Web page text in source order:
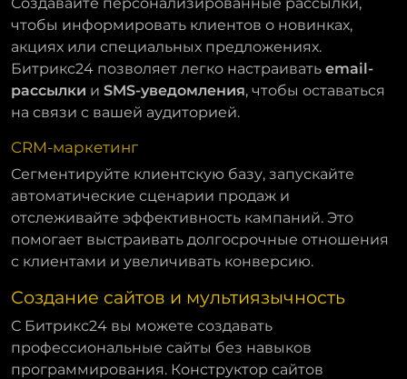
чтобы информировать клиентов о новинках,
акциях или специальных предложениях.
Битрикс24 позволяет легко настраивать email-
рассылки и SMS-уведомления, чтобы оставаться
на связи с вашей аудиторией.
CRM-маркетинг
Сегментируйте клиентскую базу, запускайте
автоматические сценарии продаж и
отслеживайте эффективность кампаний. Это
помогает выстраивать долгосрочные отношения
с клиентами и увеличивать конверсию.
Создание сайтов и мультиязычность
С Битрикс24 вы можете создавать
профессиональные сайты без навыков
программирования. Конструктор сайтов